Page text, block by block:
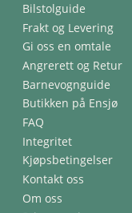
Bilstolguide
Frakt og Levering
Gi oss en omtale
Angrerett og Retur
Barnevognguide
Butikken på Ensjø
FAQ
Integritet
Kjøpsbetingelser
Kontakt oss
Om oss